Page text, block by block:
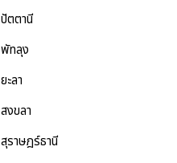
ปัตตานี
พัทลุง
ยะลา
สงขลา
สุราษฎร์ธานี